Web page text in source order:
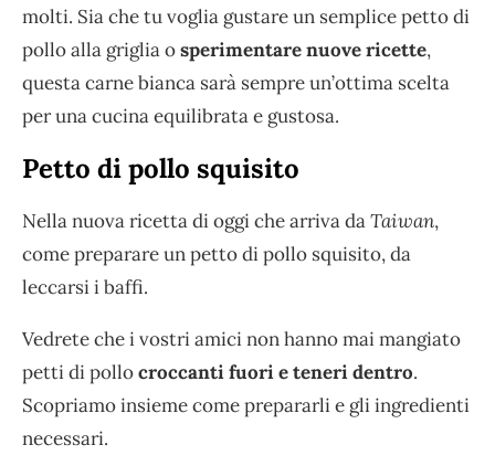
molti. Sia che tu voglia gustare un semplice petto di
pollo alla griglia osperimentare nuove ricette,
questa carne bianca sarà sempre un’ottima scelta
per una cucina equilibrata e gustosa.
Petto di pollo squisito
Nella nuova ricetta di oggi che arriva daTaiwan,
come preparare un petto di pollo squisito, da
leccarsi i baffi.
Vedrete che i vostri amici non hanno mai mangiato
petti di pollocroccanti fuori e teneri dentro.
Scopriamo insieme come prepararli e gli ingredienti
necessari.